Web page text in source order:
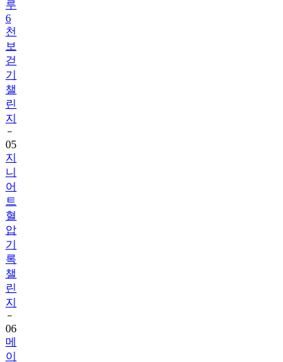
천
보
걷
기
챌
린
지
05
지
니
어
트
혈
압
기
록
챌
린
지
06
메
이
퓨